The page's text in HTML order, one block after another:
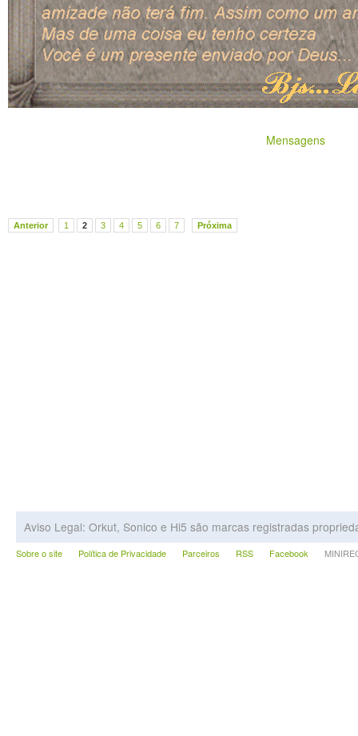
Mensagens
Anterior 1 2 3 4 5 6 7 Próxima
Aviso Legal: Orkut, Sonico e Hi5 são marcas registradas
Sobre o site Política de Privacidade Parceiros RSS Facebook